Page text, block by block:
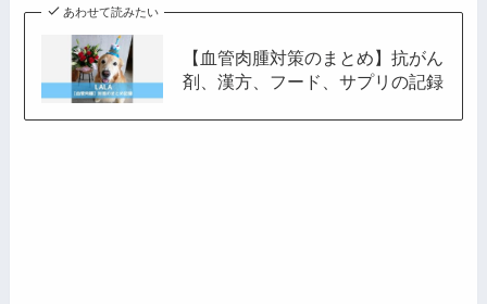
あわせて読みたい
【血管肉腫対策のまとめ】抗がん
剤、漢方、フード、サプリの記録